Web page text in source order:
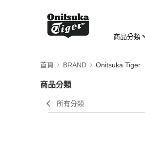
商品分類
首頁 BRAND Onitsuka Tiger
商品分類
所有分類